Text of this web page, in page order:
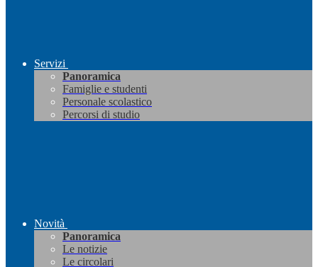
Servizi
Panoramica
Famiglie e studenti
Personale scolastico
Percorsi di studio
Novità
Panoramica
Le notizie
Le circolari